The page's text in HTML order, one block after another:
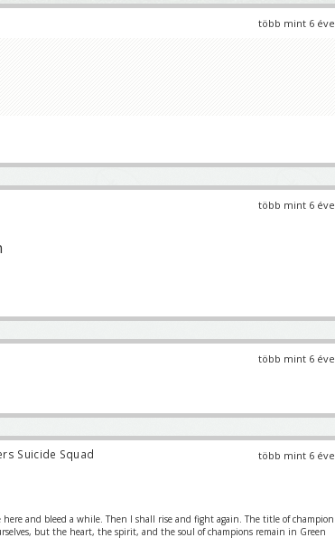
több mint 6 éve
több mint 6 éve
több mint 6 éve
több mint 6 éve
Suicide Squad
and bleed a while. Then I shall rise and fight again. The title of champion
but the heart, the spirit, and the soul of champions remain in Green